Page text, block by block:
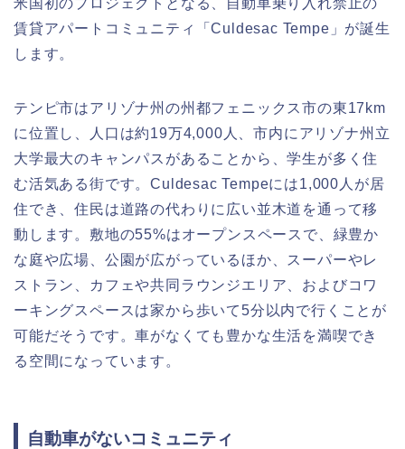
賃貸アパートコミュニティ「Culdesac Tempe」が誕生
します。
テンピ市はアリゾナ州の州都フェニックス市の東17km
に位置し、人口は約19万4,000人、市内にアリゾナ州立
大学最大のキャンパスがあることから、学生が多く住
む活気ある街です。Culdesac Tempeには1,000人が居
住でき、住民は道路の代わりに広い並木道を通って移
動します。敷地の55%はオープンスペースで、緑豊か
な庭や広場、公園が広がっているほか、スーパーやレ
ストラン、カフェや共同ラウンジエリア、およびコワ
ーキングスペースは家から歩いて5分以内で行くことが
可能だそうです。車がなくても豊かな生活を満喫でき
る空間になっています。
自動車がないコミュニティ